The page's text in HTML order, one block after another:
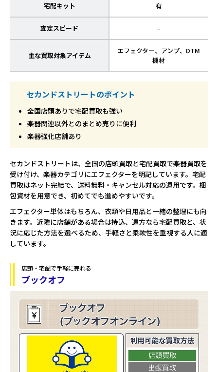
宅配キット 有
査定スピード –
主な買取対象アイテム
エフェクター、アンプ、DTM
機材
セカンドストリートのポイント
全国店頭ありで宅配買取も強い
楽器関連以外とのまとめ売りに便利
楽器強化店舗あり
セカンドストリートは、全国の店頭買取と宅配買取で楽器買取を
受け付け、楽器カテゴリにエフェクターを明記しています。宅配
買取はネット完結で、送料無料・キャンセル対応の運用です。梱
包資材を用意でき、初めてでも進めやすいです。
エフェクター単体はもちろん、衣類や日用品と一緒の整理にも向
きます。近隣に店舗がある場合は持込、遠方なら宅配買取と、状
況に応じた方法を選べるため、手軽さと柔軟性を重視する人に適
しています。
店頭・宅配で手軽に売れる
ブックオフ